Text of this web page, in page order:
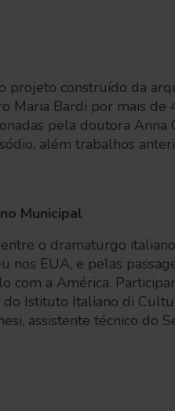
projeto construído da
Maria Bardi por mais de
pela doutora Anna
além trabalhos
Municipal
o dramaturgo
nos EUA, e pelas
com a América.
Istituto Italiano di
assistente técnico do